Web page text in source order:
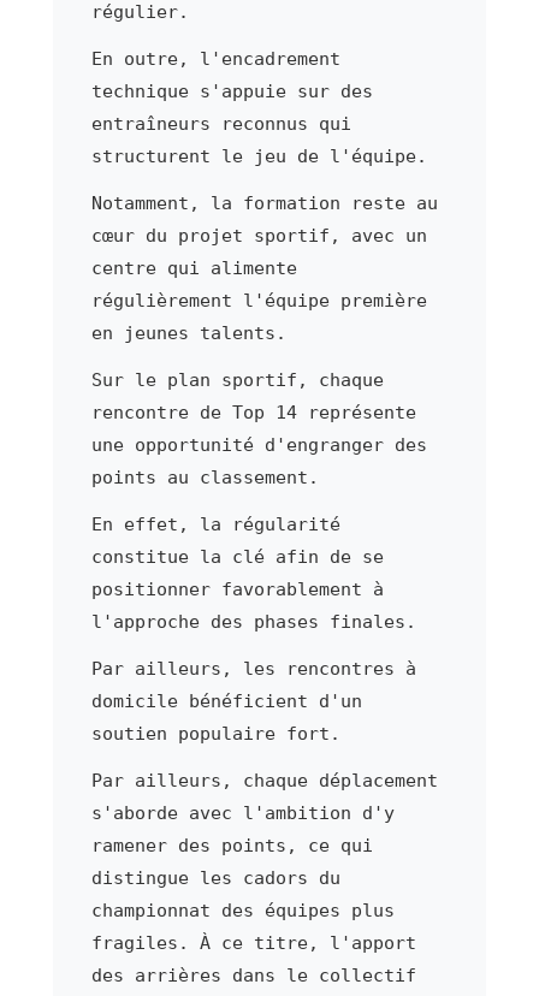
régulier.
En outre, l'encadrement
technique s'appuie sur des
entraîneurs reconnus qui
structurent le jeu de l'équipe.
Notamment, la formation reste au
cœur du projet sportif, avec un
centre qui alimente
régulièrement l'équipe première
en jeunes talents.
Sur le plan sportif, chaque
rencontre de Top 14 représente
une opportunité d'engranger des
points au classement.
En effet, la régularité
constitue la clé afin de se
positionner favorablement à
l'approche des phases finales.
Par ailleurs, les rencontres à
domicile bénéficient d'un
soutien populaire fort.
Par ailleurs, chaque déplacement
s'aborde avec l'ambition d'y
ramener des points, ce qui
distingue les cadors du
championnat des équipes plus
fragiles. À ce titre, l'apport
des arrières dans le collectif